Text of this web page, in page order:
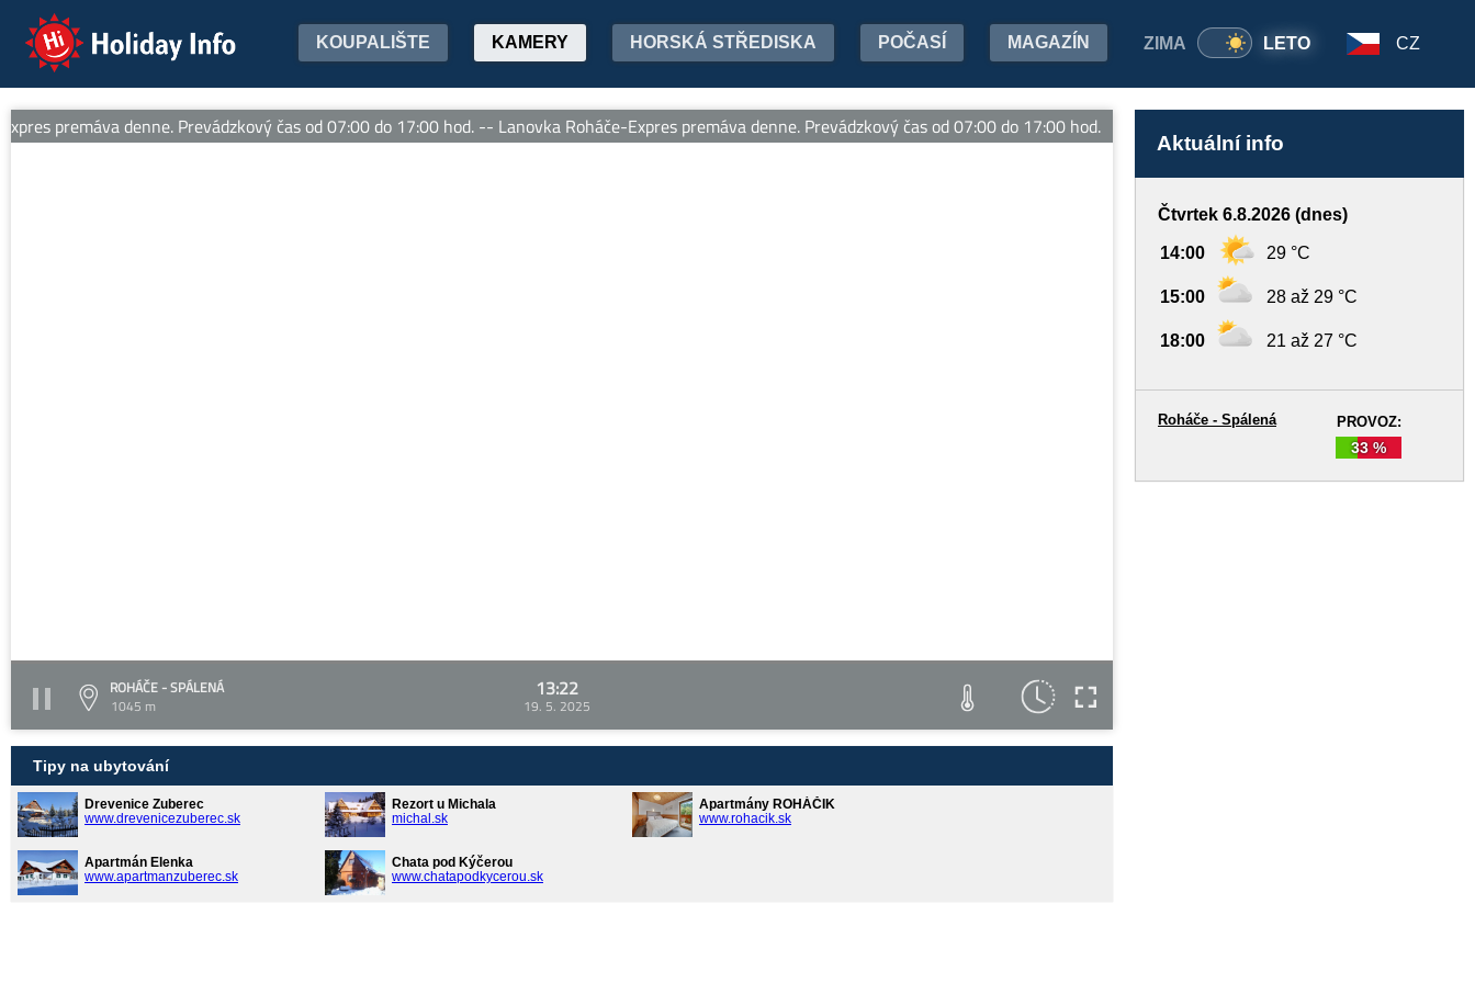
Holiday Info ZIMA LETO
KOUPALIŠTE KAMERY HORSKÁ STŘEDISKA POČASÍ MAGAZÍN CZ
premáva denne. Prevádzkový čas od 07:00 do 17:00 hod. -- Lanovka Roháče-Expres premáva denne. Prevádzkový čas od 07:00 do 17:00 hod.
ROHÁČE - SPÁLENÁ
1045 m
13:22
19. 5. 2025
Tipy na ubytování
Drevenice Zuberec
www.drevenicezuberec.sk
Rezort u Michala
michal.sk
Apartmány ROHÁČIK
www.rohacik.sk
Apartmán Elenka
www.apartmanzuberec.sk
Chata pod Kýčerou
www.chatapodkycerou.sk
Aktuální info
Čtvrtek 6.8.2026 (dnes)
14:00 29 °C
15:00 28 až 29 °C
18:00 21 až 27 °C
PROVOZ:
33 %
Roháče - Spálená